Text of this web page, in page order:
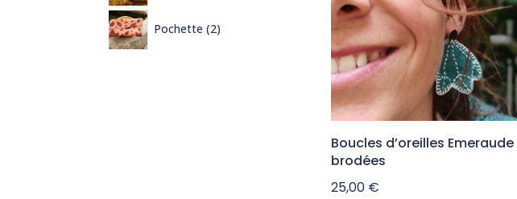
Pochette 2
produits
Boucles d’oreilles Emeraude
brodées
25,00 €